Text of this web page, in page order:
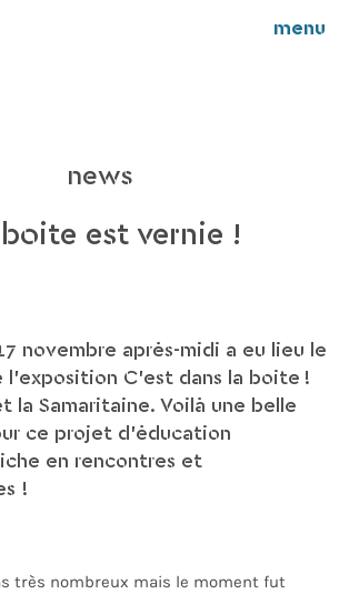
menu
news
est vernie !
novembre après-midi a eu lieu le
l’exposition C’est dans la boîte !
la Samaritaine. Voilà une belle
ce projet d'éducation
en rencontres et
!
très nombreux mais le moment fut